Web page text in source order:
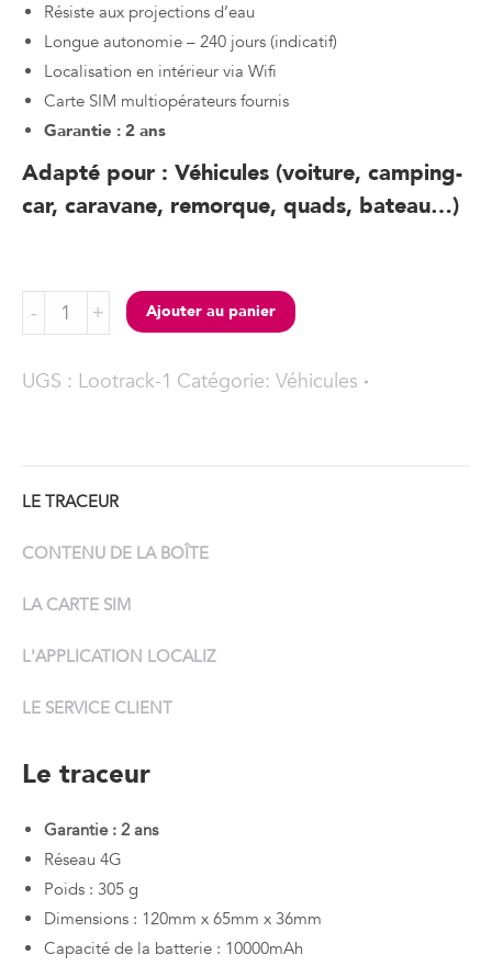
Résiste aux projections d’eau
Longue autonomie – 240 jours (indicatif)
Localisation en intérieur via Wifi
Carte SIM multiopérateurs fournis
Garantie : 2 ans
Adapté pour : Véhicules (voiture, camping-
car, caravane, remorque, quads, bateau…)
Traceur
GPS
4G
jours
–
+
Ajouter au panier
UGS : Lootrack-1 Catégorie: Véhicules
LE TRACEUR
CONTENU DE LA BOÎTE
LA CARTE SIM
L'APPLICATION LOCALIZ
LE SERVICE CLIENT
Le traceur
Garantie : 2 ans
Réseau 4G
Poids : 305 g
Dimensions : 120mm x 65mm x 36mm
Capacité de la batterie : 10000mAh